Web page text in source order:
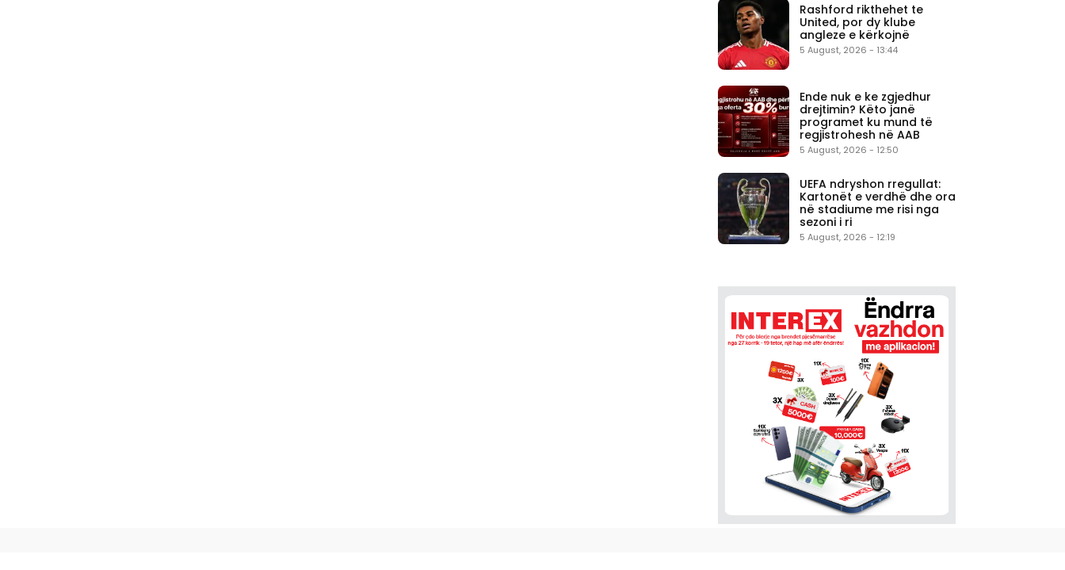
Rashford rikthehet te
United, por dy klube
angleze e kërkojnë
5 August, 2026 - 13:44
Ende nuk e ke zgjedhur
drejtimin? Këto janë
programet ku mund të
regjistrohesh në AAB
5 August, 2026 - 12:50
UEFA ndryshon rregullat:
Kartonët e verdhë dhe ora
në stadiume me risi nga
sezoni i ri
5 August, 2026 - 12:19